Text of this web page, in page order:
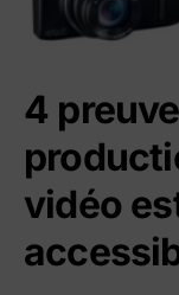
4
vidéo